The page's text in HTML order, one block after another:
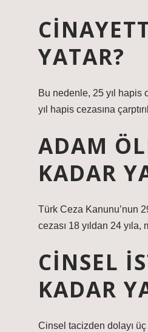
YATAR?
Bu nedenle, 25 yıl hapis
yıl hapis cezasına
ADAM
KADAR
Türk Ceza Kanunu’nun
cezası 18 yıldan 24
CINSEL
KADAR
Cinsel tacizden dolayı üç